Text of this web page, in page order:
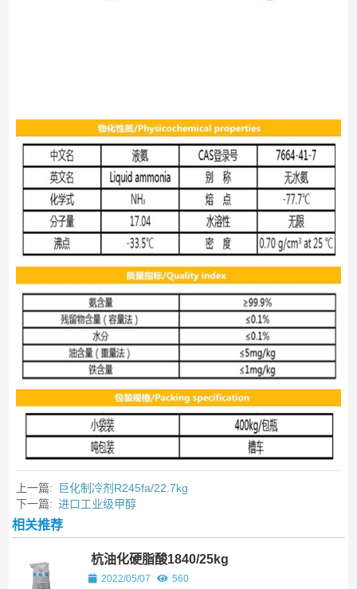
上一篇:
巨化制冷剂R245fa/22.7kg
下一篇: 进口工业级甲醇
相关推荐
杭油化硬脂酸1840/25kg
2022/05/07
560